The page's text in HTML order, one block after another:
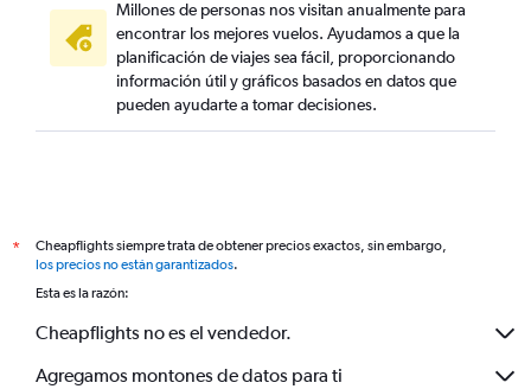
Millones de personas nos visitan anualmente para
encontrar los mejores vuelos. Ayudamos a que la
planificación de viajes sea fácil, proporcionando
información útil y gráficos basados en datos que
pueden ayudarte a tomar decisiones.
*
Cheapflights siempre trata de obtener precios exactos, sin embargo,
los precios no están garantizados.
Esta es la razón:
Cheapflights no es el vendedor.
Agregamos montones de datos para ti